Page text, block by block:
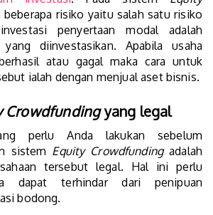
risiko yaitu salah satu risiko
penyertaan modal adalah
yang diinvestasikan. Apabila usaha
atau gagal maka cara untuk
ialah dengan menjual aset bisnis.
Crowdfundingyang legal
perlu Anda lakukan sebelum
sistem Equity Crowdfundingadalah
tersebut legal. Hal ini perlu
dapat terhindar dari penipuan
bodong.